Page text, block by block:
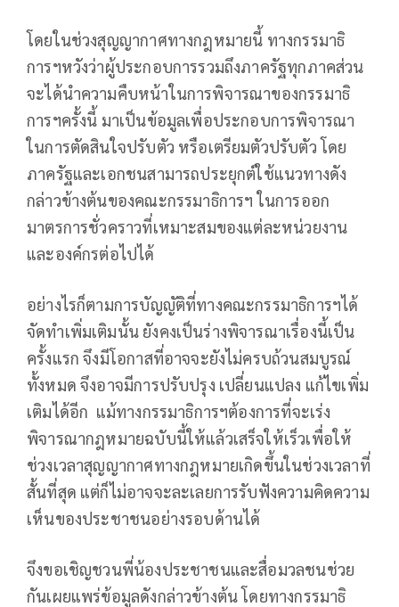
โดยในช่วงสุญญากาศทางกฎหมายนี้ ทางกรรมาธิ
การฯหวังว่าผู้ประกอบการรวมถึงภาครัฐทุกภาคส่วน
จะได้นำความคืบหน้าในการพิจารณาของกรรมาธิ
การฯครั้งนี้ มาเป็นข้อมูลเพื่อประกอบการพิจารณา
ในการตัดสินใจปรับตัว หรือเตรียมตัวปรับตัว โดย
ภาครัฐและเอกชนสามารถประยุกต์ใช้แนวทางดัง
กล่าวข้างต้นของคณะกรรมาธิการฯ ในการออก
มาตรการชั่วคราวที่เหมาะสมของแต่ละหน่วยงาน
และองค์กรต่อไปได้
อย่างไรก็ตามการบัญญัติที่ทางคณะกรรมาธิการฯได้
จัดทำเพิ่มเติมนั้น ยังคงเป็นร่างพิจารณาเรื่องนี้เป็น
ครั้งแรก จึงมีโอกาสที่อาจจะยังไม่ครบถ้วนสมบูรณ์
ทั้งหมด จึงอาจมีการปรับปรุง เปลี่ยนแปลง แก้ไขเพิ่ม
เติมได้อีก แม้ทางกรรมาธิการฯต้องการที่จะเร่ง
พิจารณากฎหมายฉบับนี้ให้แล้วเสร็จให้เร็วเพื่อให้
ช่วงเวลาสุญญากาศทางกฎหมายเกิดขึ้นในช่วงเวลาที่
สั้นที่สุด แต่ก็ไม่อาจจะละเลยการรับฟังความคิดความ
เห็นของประชาชนอย่างรอบด้านได้
จึงขอเชิญชวนพี่น้องประชาชนและสื่อมวลชนช่วย
กันเผยแพร่ข้อมูลดังกล่าวข้างต้น โดยทางกรรมาธิ